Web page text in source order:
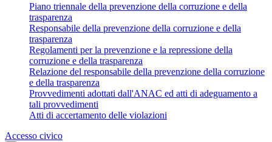
Piano triennale della prevenzione della corruzione e della
trasparenza
Responsabile della prevenzione della corruzione e della
trasparenza
Regolamenti per la prevenzione e la repressione della
corruzione e della trasparenza
Relazione del responsabile della prevenzione della corruzione
e della trasparenza
Provvedimenti adottati dall'ANAC ed atti di adeguamento a
tali provvedimenti
Atti di accertamento delle violazioni
Accesso civico